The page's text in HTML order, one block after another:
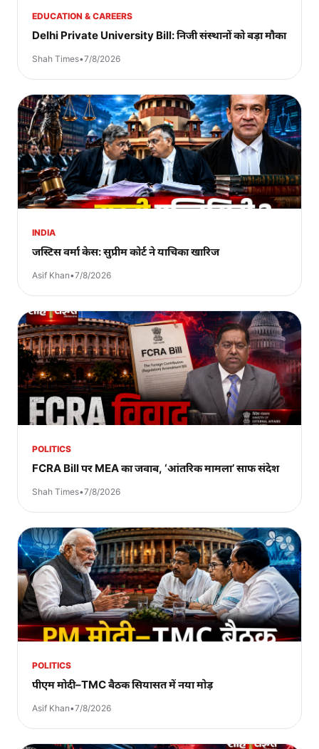
EDUCATION & CAREERS
Delhi Private University Bill: निजी संस्थानों को बड़ा मौका
Shah Times•7/8/2026
INDIA
जस्टिस वर्मा केस: सुप्रीम कोर्ट ने याचिका खारिज
Asif Khan•7/8/2026
POLITICS
FCRA Bill पर MEA का जवाब, ‘आंतरिक मामला’ साफ संदेश
Shah Times•7/8/2026
POLITICS
पीएम मोदी–TMC बैठक सियासत में नया मोड़
Asif Khan•7/8/2026